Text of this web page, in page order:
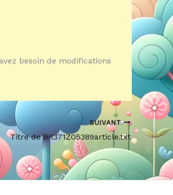
besoin de modifications
SUIVANT
Titre de BR371Z05389article.txt